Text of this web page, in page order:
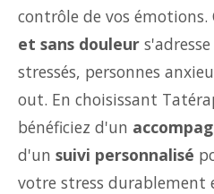
contrôle de vos émotions.
et sans douleur
stressés, personnes
out. En choisissant
bénéficiez d'un
d'un suivi personnalisé
votre stress